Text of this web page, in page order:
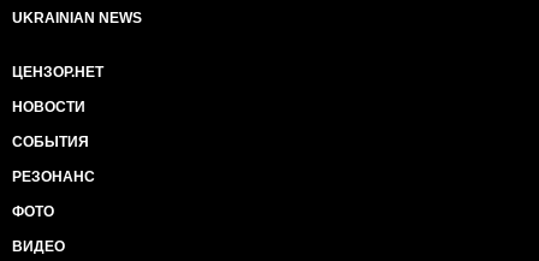
UKRAINIAN NEWS
ЦЕНЗОР.НЕТ
НОВОСТИ
СОБЫТИЯ
РЕЗОНАНС
ФОТО
ВИДЕО